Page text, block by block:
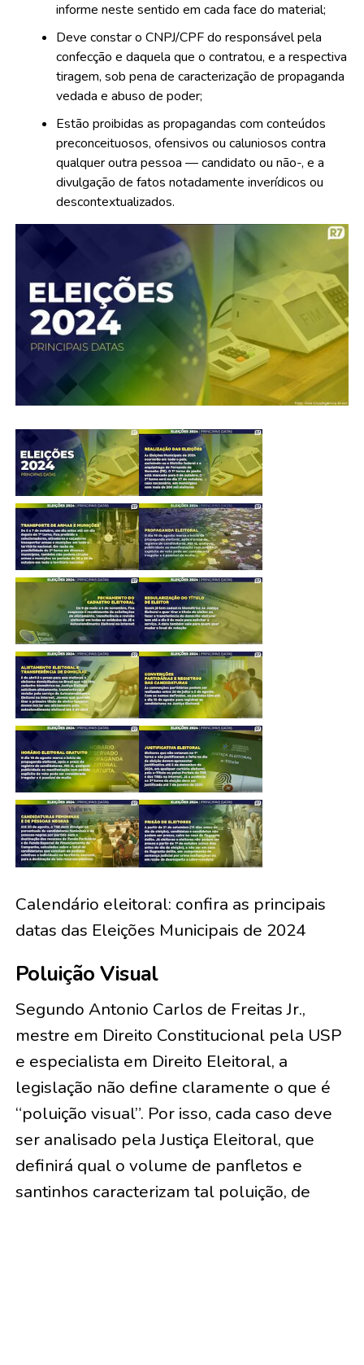
informe neste sentido em cada face do material;
Deve constar o CNPJ/CPF do responsável pela
confecção e daquela que o contratou, e a respectiva
tiragem, sob pena de caracterização de propaganda
vedada e abuso de poder;
Estão proibidas as propagandas com conteúdos
preconceituosos, ofensivos ou caluniosos contra
qualquer outra pessoa — candidato ou não-, e a
divulgação de fatos notadamente inverídicos ou
descontextualizados.
Calendário eleitoral: confira as principais
datas das Eleições Municipais de 2024
Poluição Visual
Segundo Antonio Carlos de Freitas Jr.,
mestre em Direito Constitucional pela USP
e especialista em Direito Eleitoral, a
legislação não define claramente o que é
“poluição visual”. Por isso, cada caso deve
ser analisado pela Justiça Eleitoral, que
definirá qual o volume de panfletos e
santinhos caracterizam tal poluição, de